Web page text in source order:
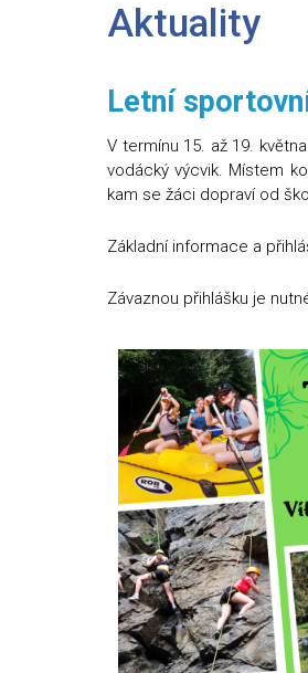
Aktuality
Letní
V termínu 15. až 19.
vodácký výcvik. Místem
kam se žáci dopraví od
Základní informace a
Závaznou přihlášku je